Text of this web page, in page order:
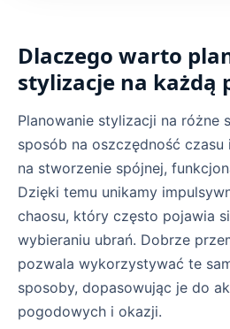
Dlaczego warto
stylizacje na każdą
Planowanie stylizacji na różne
sposób na oszczędność
na stworzenie spójnej,
Dzięki temu unikamy
chaosu, który często pojawia
wybieraniu ubrań. Dobrze
pozwala wykorzystywać te
sposoby, dopasowując je do
pogodowych i okazji.